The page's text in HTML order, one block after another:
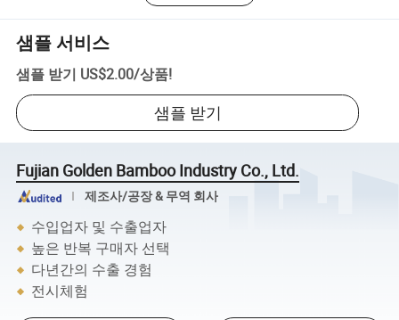
샘플 서비스
샘플 받기 US$2.00/상품!
샘플 받기
Fujian Golden Bamboo Industry Co., Ltd.
제조사/공장 & 무역 회사
수입업자 및 수출업자
높은 반복 구매자 선택
다년간의 수출 경험
전시체험